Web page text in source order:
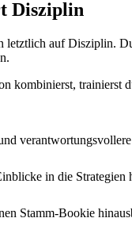
Disziplin
auf Disziplin.
kombinierst, trainierst
in die Strategien
Stamm-Bookie